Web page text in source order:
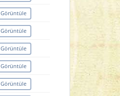
Görüntüle
Görüntüle
Görüntüle
Görüntüle
Görüntüle